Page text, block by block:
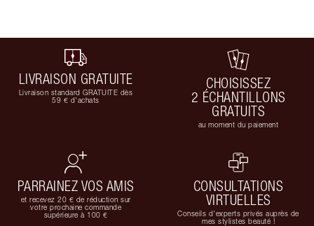
LIVRAISON GRATUITE
Livraison standard GRATUITE dès
59 € d'achats
CHOISISSEZ
2 ÉCHANTILLONS
GRATUITS
au moment du paiement
PARRAINEZ VOS AMIS
et recevez 20 € de réduction sur
votre prochaine commande
supérieure à 100 €
CONSULTATIONS
VIRTUELLES
Conseils d'experts privés auprès de
mes stylistes beauté !